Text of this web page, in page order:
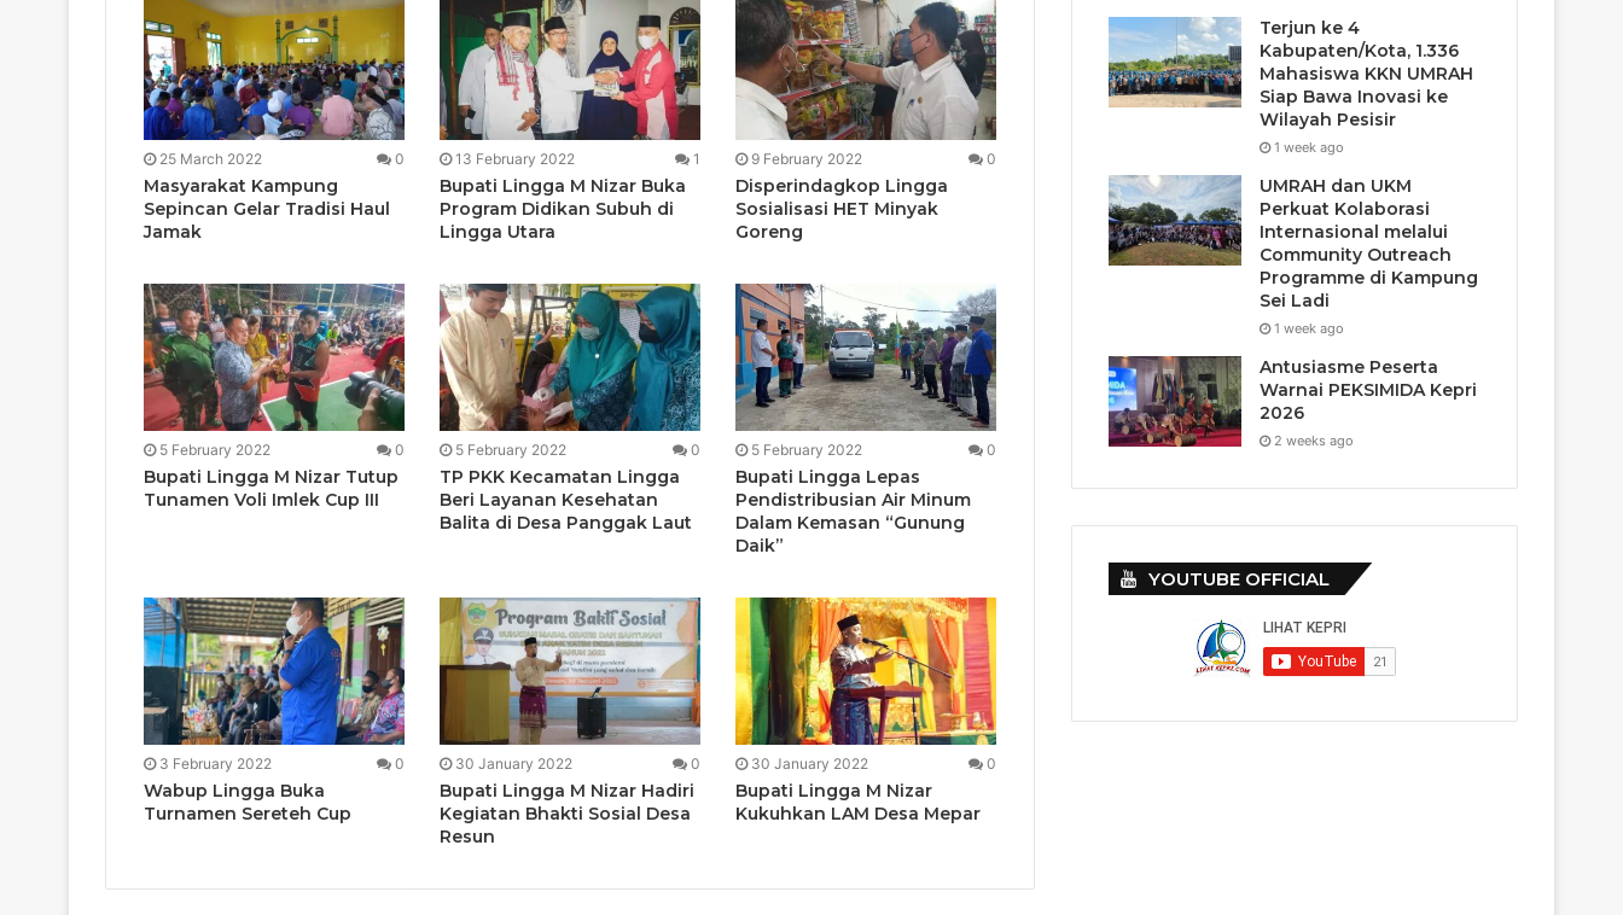
25 March 2022 0
Masyarakat Kampung
Sepincan Gelar Tradisi Haul
Jamak
13 February 2022 1
Bupati Lingga M Nizar Buka
Program Didikan Subuh di
Lingga Utara
9 February 2022 0
Disperindagkop Lingga
Sosialisasi HET Minyak
Goreng
5 February 2022 0
Bupati Lingga M Nizar Tutup
Tunamen Voli Imlek Cup III
5 February 2022 0
TP PKK Kecamatan Lingga
Beri Layanan Kesehatan
Balita di Desa Panggak Laut
5 February 2022 0
Bupati Lingga Lepas
Pendistribusian Air Minum
Dalam Kemasan “Gunung
Daik”
3 February 2022 0
Wabup Lingga Buka
Turnamen Sereteh Cup
30 January 2022 0
Bupati Lingga M Nizar Hadiri
Kegiatan Bhakti Sosial Desa
Resun
30 January 2022 0
Bupati Lingga M Nizar
Kukuhkan LAM Desa Mepar
Terjun ke 4
Kabupaten/Kota, 1.336
Mahasiswa KKN UMRAH
Siap Bawa Inovasi ke
Wilayah Pesisir
1 week ago
UMRAH dan UKM
Perkuat Kolaborasi
Internasional melalui
Community Outreach
Programme di Kampung
Sei Ladi
1 week ago
Antusiasme Peserta
Warnai PEKSIMIDA Kepri
2026
2 weeks ago
YOUTUBE OFFICIAL